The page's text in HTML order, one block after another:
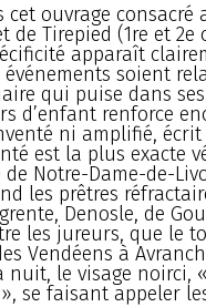
cet ouvrage consacré
de Tirepied (1re et
apparaît
événements soient
qui puise dans
d’enfant renforce
ni amplifié,
est la plus exacte
Notre-Dame-de-
les prêtres
Denosle, de
les jureurs, que le
Vendéens à
nuit, le visage noirci,
se faisant appeler